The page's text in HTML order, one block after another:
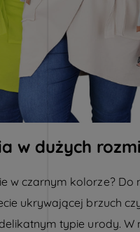
w dużych
w czarnym kolorze? Do
ukrywającej brzuch
typie urody.